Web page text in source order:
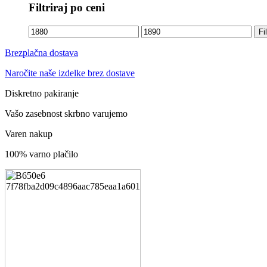
Filtriraj po ceni
Min
cena
Max
cena
Brezplačna dostava
Naročite naše izdelke brez dostave
Diskretno pakiranje
Vašo zasebnost skrbno varujemo
Varen nakup
100% varno plačilo